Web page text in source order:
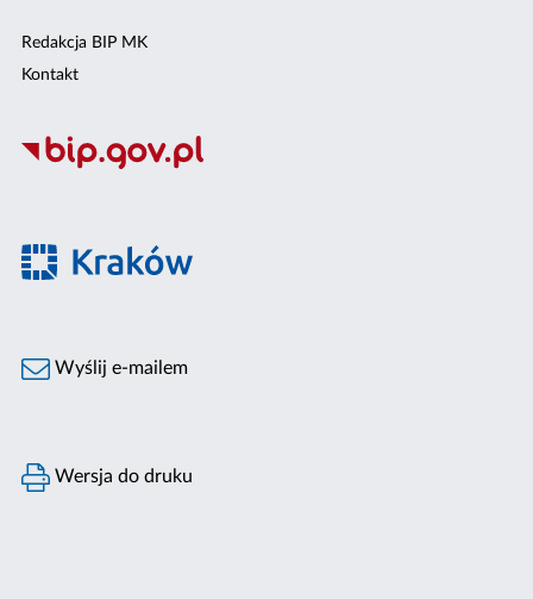
Redakcja BIP MK
Kontakt
Wyślij e-mailem
Wersja do druku